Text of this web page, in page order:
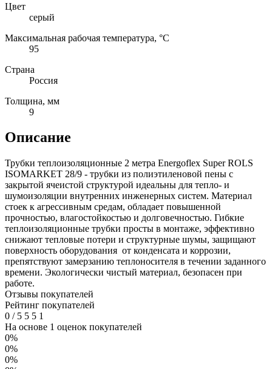
Цвет
серый
Максимальная рабочая температура, °C
95
Страна
Россия
Толщина, мм
9
Описание
Трубки теплоизоляционные 2 метра Energoflex Super ROLS
ISOMARKET 28/9 - трубки из полиэтиленовой пены с
закрытой ячеистой структурой идеальны для тепло- и
шумоизоляции внутренних инженерных систем. Материал
стоек к агрессивным средам, обладает повышенной
прочностью, влагостойкостью и долговечностью. Гибкие
теплоизоляционные трубки просты в монтаже, эффективно
снижают тепловые потери и структурные шумы, защищают
поверхность оборудования от конденсата и коррозии,
препятствуют замерзанию теплоносителя в течении заданного
времени. Экологически чистый материал, безопасен при
работе.
Отзывы покупателей
Рейтинг покупателей
0 /5 5 5 1
На основе 1 оценок покупателей
0%
0%
0%